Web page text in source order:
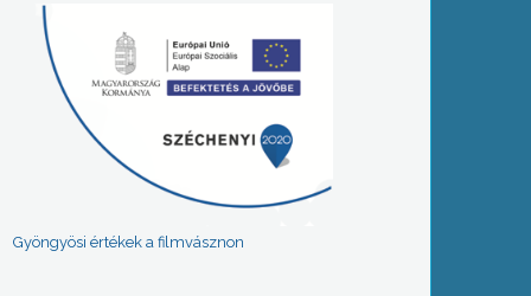
Gyöngyösi értékek a filmvásznon